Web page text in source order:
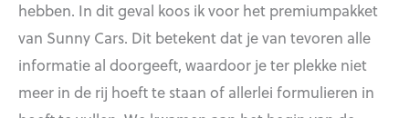
hebben. In dit geval koos ik voor het premiumpakket
van Sunny Cars. Dit betekent dat je van tevoren alle
informatie al doorgeeft, waardoor je ter plekke niet
meer in de rij hoeft te staan of allerlei formulieren in